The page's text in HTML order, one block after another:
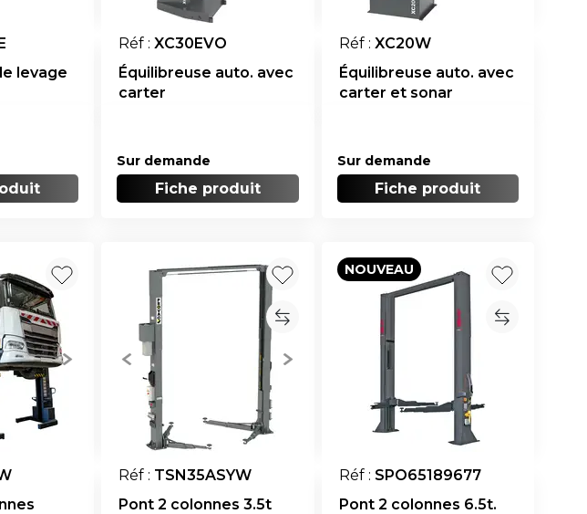
levage
Réf : XC30EVO
Équilibreuse auto. avec
carter
Sur demande
Fiche produit
Réf : XC20W
Équilibreuse auto. avec
carter et sonar
Sur demande
Fiche produit
Réf : TSN35ASYW
Pont 2 colonnes 3.5t
NOUVEAU
Réf : SPO65189677
Pont 2 colonnes 6.5t.